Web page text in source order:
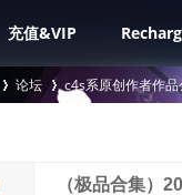
充值&VIP
论坛 c4s系原创作者作品
（极品合集）